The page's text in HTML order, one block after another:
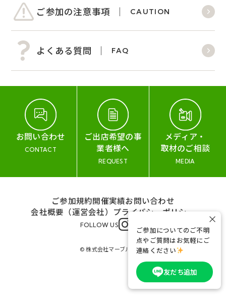
ご参加の注意事項 CAUTION
よくある質問 FAQ
お問い合わせ
CONTACT
ご出店希望の事
業者様へ
REQUEST
メディア・
取材のご相談
MEDIA
ご参加規約開催実績お問い合わせ
会社概要（運営会社） プライバシーポリシー
FOLLOW US
© 株式会社マーブル&コー
ご参加についてのご不明
点やご質問はお気軽にご
連絡ください
友だち追加
×